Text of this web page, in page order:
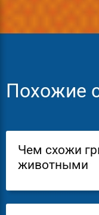
Похожие
Чем схожи
животными